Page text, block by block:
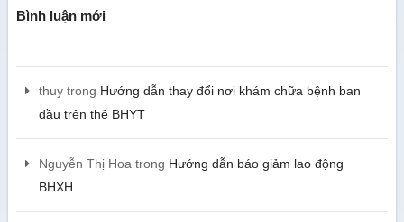
Bình luận mới
thuytrong Hướng dẫn thay đổi nơi khám chữa bệnh ban
đầu trên thẻ BHYT
Nguyễn Thị Hoa trong Hướng dẫn báo giảm lao động
BHXH